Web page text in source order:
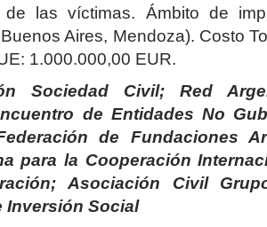
de las víctimas. Ámbito de
Aires, Mendoza). Costo
1.000.000,00 EUR.
Sociedad Civil; Red
de Entidades No
de Fundaciones
para la Cooperación
Asociación Civil
Inversión Social